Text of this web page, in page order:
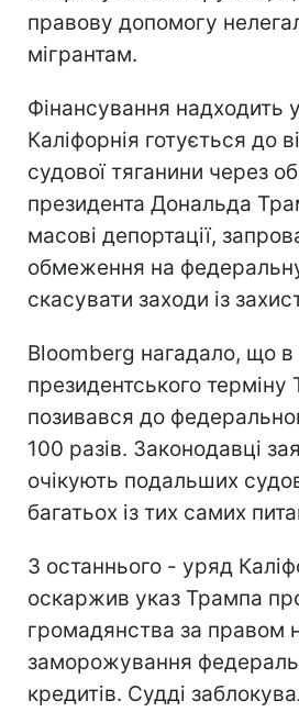
правову допомогу
мігрантам.
Фінансування надходить
Каліфорнія готується до
судової тяганини через
президента Дональда
масові депортації,
обмеження на
скасувати заходи із
Bloomberg нагадало, що
президентського
позивався до
100 разів. Законодавці
очікують подальших
багатьох із тих самих
З останнього - уряд
оскаржив указ Трампа
громадянства за правом
заморожування
кредитів. Судді